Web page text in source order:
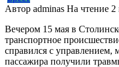
Автор adminas На чтение 2
Вечером 15 мая в
транспортное
справился с управлением,
пассажира получили